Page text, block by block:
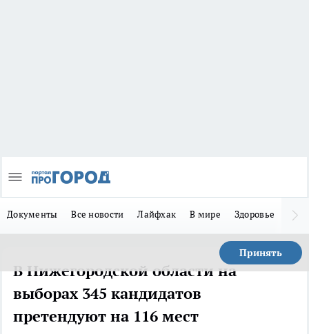
Документы Все новости Лайфхак В мире Здоровье
Принять
В Нижегородской области на
выборах 345 кандидатов
претендуют на 116 мест